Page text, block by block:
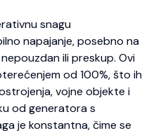
snagu
napajanje, posebno na
ili preskup. Ovi
od 100%, što ih
vojne objekte i
od generatora s
je konstantna, čime se